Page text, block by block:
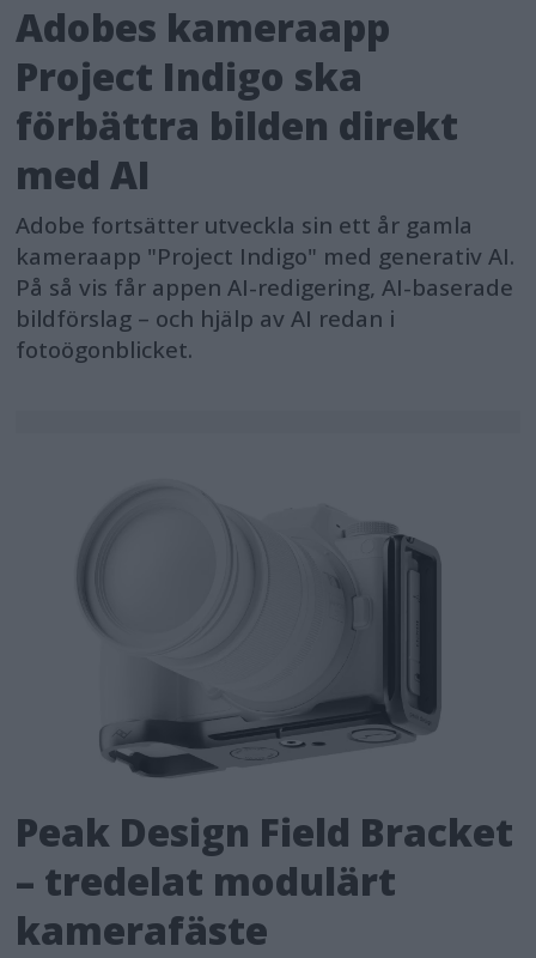
Adobes kameraapp
Project Indigo ska
förbättra bilden direkt
med AI
Adobe fortsätter utveckla sin ett år gamla
kameraapp "Project Indigo" med generativ AI.
På så vis får appen AI-redigering, AI-baserade
bildförslag – och hjälp av AI redan i
fotoögonblicket.
Peak Design Field Bracket
– tredelat modulärt
kamerafäste